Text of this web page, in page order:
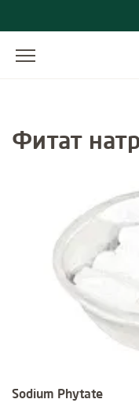
Фитат
Sodium Phytate